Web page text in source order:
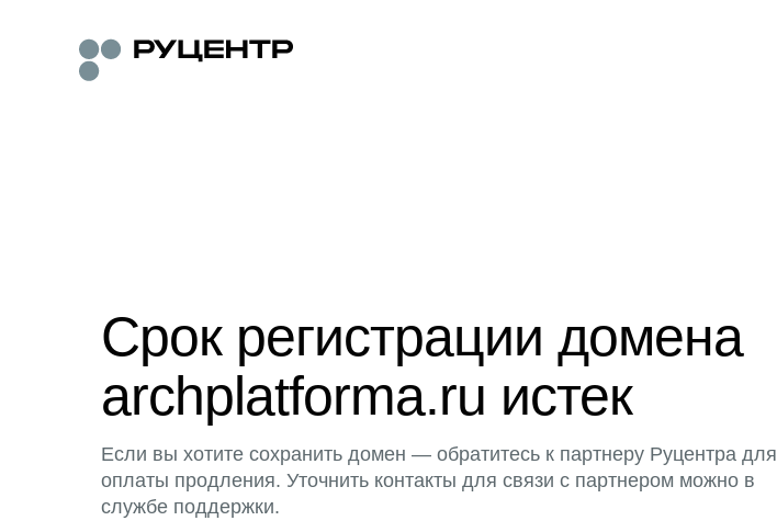
Срок регистрации домена
archplatforma.ru истек
Если вы хотите сохранить домен — обратитесь к партнеру Руцентра для
оплаты продления. Уточнить контакты для связи с партнером можно в
службе поддержки.